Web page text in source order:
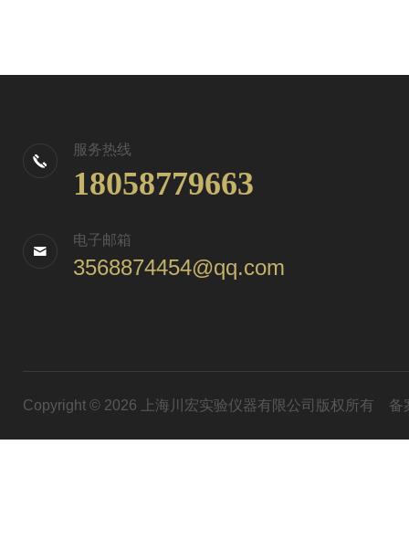
服务热线
18058779663
电子邮箱
3568874454@qq.com
Copyright © 2026 上海川宏实验仪器有限公司版权所有 备